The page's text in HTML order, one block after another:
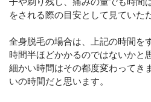
をされる際の目安として見ていた
全身脱毛の場合は、上記の時間を
時間半ほどかかるのではないかと
細かい時間はその都度変わってき
いの時間だと思います。